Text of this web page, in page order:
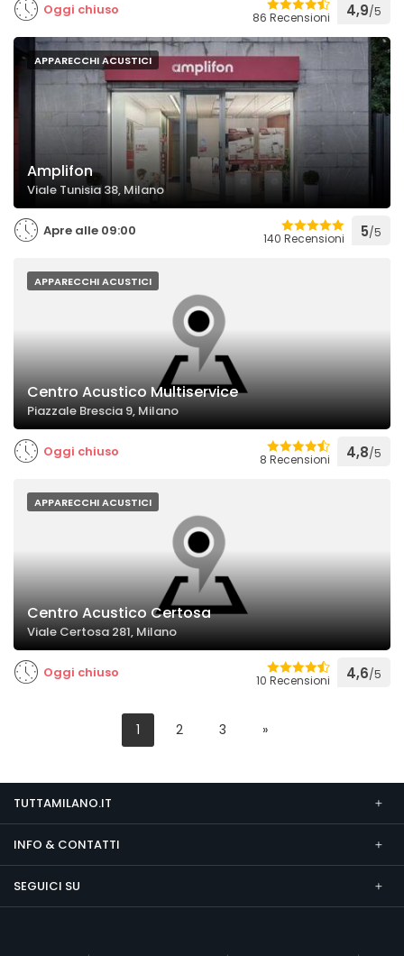
Oggi chiuso 86 Recensioni 4,9/5
APPARECCHI ACUSTICI
Amplifon
Viale Tunisia 38, Milano
Apre alle 09:00 140 Recensioni 5/5
APPARECCHI ACUSTICI
Centro Acustico Multiservice
Piazzale Brescia 9, Milano
Oggi chiuso 8 Recensioni 4,8/5
APPARECCHI ACUSTICI
Centro Acustico Certosa
Viale Certosa 281, Milano
Oggi chiuso 10 Recensioni 4,6/5
1 2 3 »
TUTTAMILANO.IT
INFO & CONTATTI
SEGUICI SU